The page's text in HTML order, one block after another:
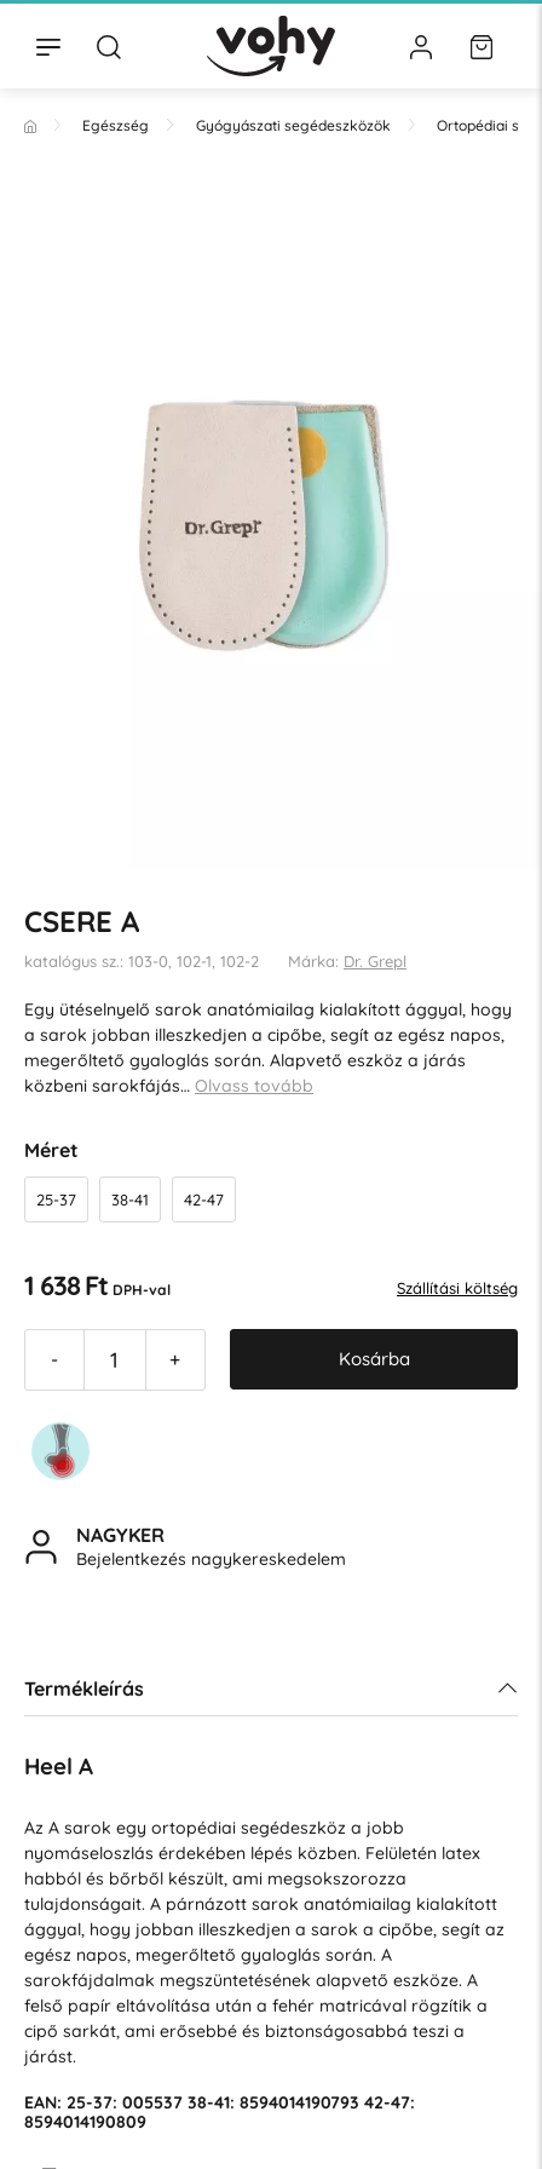
Egészség Gyógyászati segédeszközök Ortopédiai
CSERE A
katalógus sz.: 103-0, 102-1, 102-2 Márka: Dr. Grepl
Egy ütéselnyelő sarok anatómiailag kialakított ággyal, hogy
a sarok jobban illeszkedjen a cipőbe, segít az egész napos,
megerőltető gyaloglás során. Alapvető eszköz a járás
közbeni sarokfájás… Olvass tovább
Méret
25-37 38-41 42-47
1 638 Ft DPH-val Szállítási költség
- + Kosárba
NAGYKER
Bejelentkezés nagykereskedelem
Termékleírás
Heel A
Az A sarok egy ortopédiai segédeszköz a jobb
nyomáseloszlás érdekében lépés közben. Felületén latex
habból és bőrből készült, ami megsokszorozza
tulajdonságait. A párnázott sarok anatómiailag kialakított
ággyal, hogy jobban illeszkedjen a sarok a cipőbe, segít az
egész napos, megerőltető gyaloglás során. A
sarokfájdalmak megszüntetésének alapvető eszköze. A
felső papír eltávolítása után a fehér matricával rögzítik a
cipő sarkát, ami erősebbé és biztonságosabbá teszi a
járást.
EAN: 25-37: 005537 38-41: 8594014190793 42-47:
8594014190809